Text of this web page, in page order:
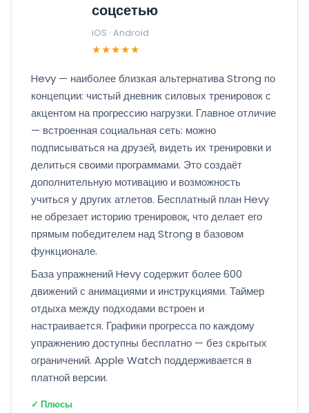
соцсетью
iOS · Android
★★★★★
Hevy — наиболее близкая альтернатива Strong по
концепции: чистый дневник силовых тренировок с
акцентом на прогрессию нагрузки. Главное отличие
— встроенная социальная сеть: можно
подписываться на друзей, видеть их тренировки и
делиться своими программами. Это создаёт
дополнительную мотивацию и возможность
учиться у других атлетов. Бесплатный план Hevy
не обрезает историю тренировок, что делает его
прямым победителем над Strong в базовом
функционале.
База упражнений Hevy содержит более 600
движений с анимациями и инструкциями. Таймер
отдыха между подходами встроен и
настраивается. Графики прогресса по каждому
упражнению доступны бесплатно — без скрытых
ограничений. Apple Watch поддерживается в
платной версии.
✓ Плюсы